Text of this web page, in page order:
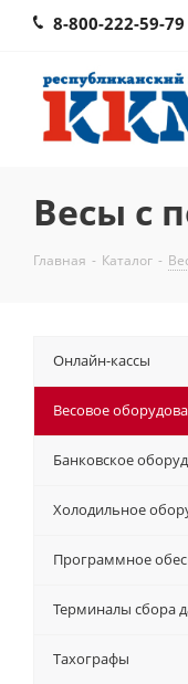
8-800-222-59-79
Весы с
Главная - Каталог -
Онлайн-кассы
Весовое
Банковское
Холодильное
Программное
Терминалы сбора
Тахографы